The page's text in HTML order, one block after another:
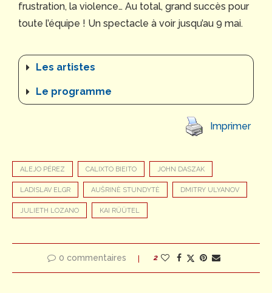
frustration, la violence… Au total, grand succès pour
toute l’équipe ! Un spectacle à voir jusqu’au 9 mai.
Les artistes
Le programme
Imprimer
ALEJO PÉREZ CALIXTO BIEITO JOHN DASZAK
LADISLAV ELGR AUŠRINĖ STUNDYTĖ DMITRY ULYANOV
JULIETH LOZANO KAI RÜÜTEL
0 commentaires 2